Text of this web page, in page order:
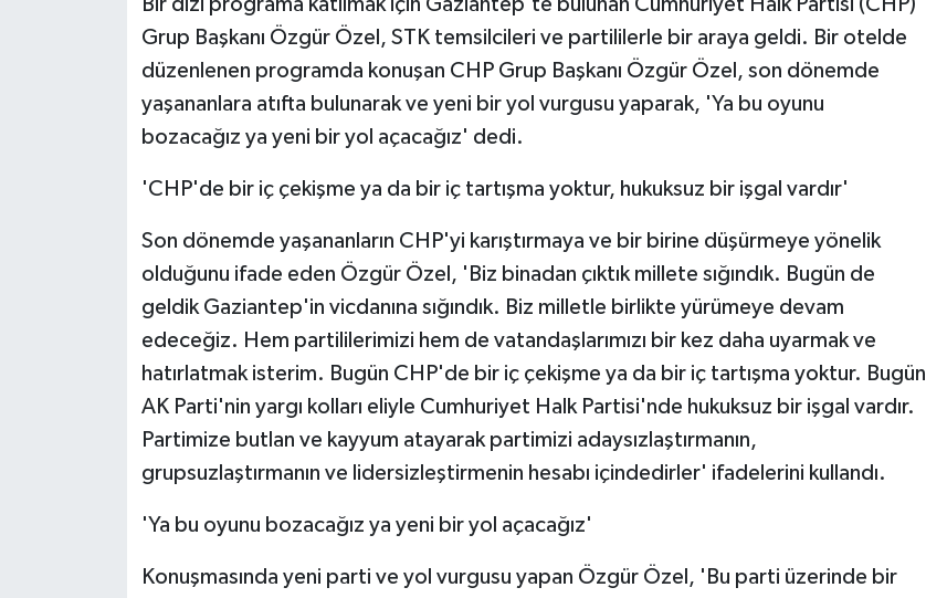
Bir dizi programa katılmak için Gaziantep'te bulunan Cumhuriyet Halk Partisi (CHP)
Grup Başkanı Özgür Özel, STK temsilcileri ve partililerle bir araya geldi. Bir otelde
düzenlenen programda konuşan CHP Grup Başkanı Özgür Özel, son dönemde
yaşananlara atıfta bulunarak ve yeni bir yol vurgusu yaparak, 'Ya bu oyunu
bozacağız ya yeni bir yol açacağız' dedi.
'CHP'de bir iç çekişme ya da bir iç tartışma yoktur, hukuksuz bir işgal vardır'
Son dönemde yaşananların CHP'yi karıştırmaya ve bir birine düşürmeye yönelik
olduğunu ifade eden Özgür Özel, 'Biz binadan çıktık millete sığındık. Bugün de
geldik Gaziantep'in vicdanına sığındık. Biz milletle birlikte yürümeye devam
edeceğiz. Hem partililerimizi hem de vatandaşlarımızı bir kez daha uyarmak ve
hatırlatmak isterim. Bugün CHP'de bir iç çekişme ya da bir iç tartışma yoktur. Bugün
AK Parti'nin yargı kolları eliyle Cumhuriyet Halk Partisi'nde hukuksuz bir işgal vardır.
Partimize butlan ve kayyum atayarak partimizi adaysızlaştırmanın,
grupsuzlaştırmanın ve lidersizleştirmenin hesabı içindedirler' ifadelerini kullandı.
'Ya bu oyunu bozacağız ya yeni bir yol açacağız'
Konuşmasında yeni parti ve yol vurgusu yapan Özgür Özel, 'Bu parti üzerinde bir